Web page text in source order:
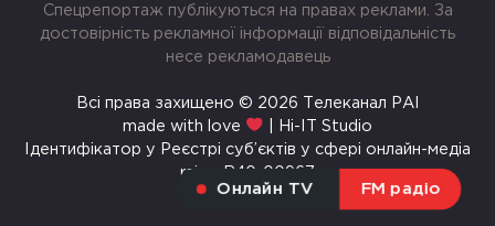
Онлайн TV FM радіо
Спецрепортаж публікуються на правах реклами. За
достовірність рекламної інформації відповідальність
несе рекламодавець
Всі права захищено © 2026 Телеканал РАІ
made with love
| Hi-IT Studio
Ідентифікатор у Реєстрі суб’єктів у сфері онлайн-медіа
rai.ua R40-00967